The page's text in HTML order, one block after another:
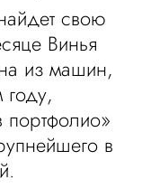
свою
Винья
из машин,
году,
портфолио»
в